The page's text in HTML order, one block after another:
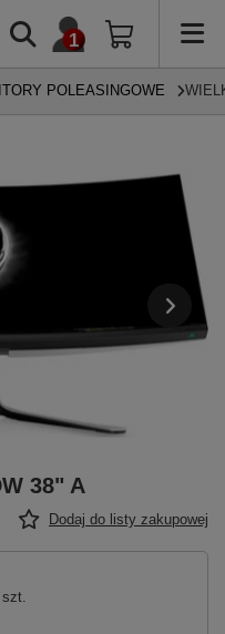
POLEASINGOWE
38" A
Dodaj do listy zakupowej
szt.